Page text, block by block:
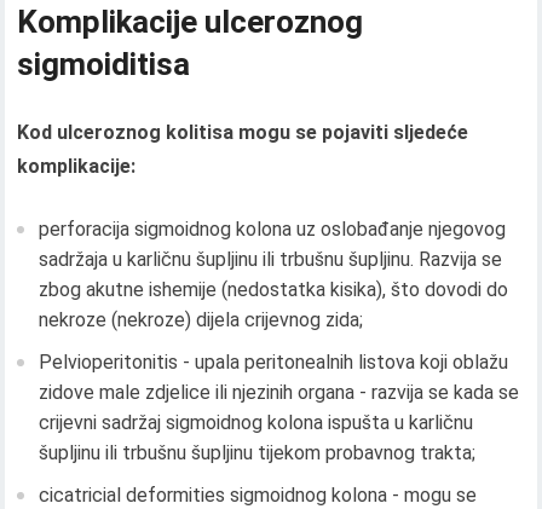
Komplikacije ulceroznog
sigmoiditisa
Kod ulceroznog kolitisa mogu se pojaviti sljedeće
komplikacije:
perforacija sigmoidnog kolona uz oslobađanje njegovog
sadržaja u karličnu šupljinu ili trbušnu šupljinu. Razvija se
zbog akutne ishemije (nedostatka kisika), što dovodi do
nekroze (nekroze) dijela crijevnog zida;
Pelvioperitonitis - upala peritonealnih listova koji oblažu
zidove male zdjelice ili njezinih organa - razvija se kada se
crijevni sadržaj sigmoidnog kolona ispušta u karličnu
šupljinu ili trbušnu šupljinu tijekom probavnog trakta;
cicatricial deformities sigmoidnog kolona - mogu se